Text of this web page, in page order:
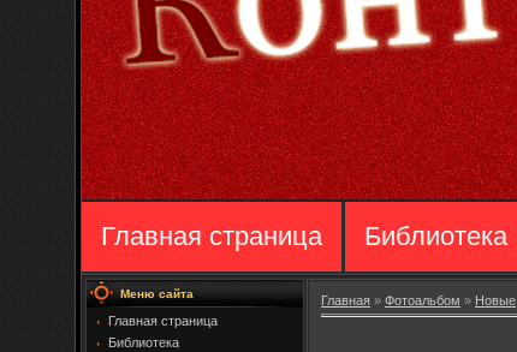
Главная страница Библиотека
Меню сайта
Главная страница
Библиотека
Главная » Фотоальбом » Новые